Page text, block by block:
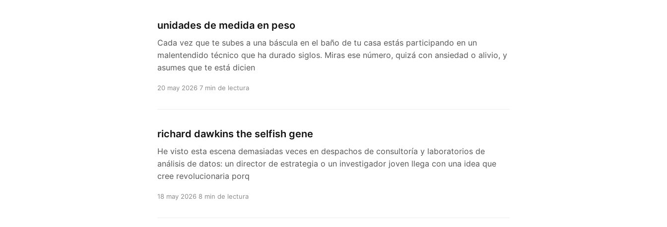
unidades de medida en peso
Cada vez que te subes a una báscula en el baño de tu casa estás participando en un
malentendido técnico que ha durado siglos. Miras ese número, quizá con ansiedad o alivio, y
asumes que te está dicien
20 may 2026 7 min de lectura
richard dawkins the selfish gene
He visto esta escena demasiadas veces en despachos de consultoría y laboratorios de
análisis de datos: un director de estrategia o un investigador joven llega con una idea que
cree revolucionaria porq
18 may 2026 8 min de lectura